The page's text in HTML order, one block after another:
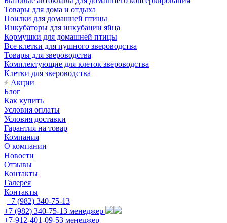
Товары для дома и отдыха
Поилки для домашней птицы
Инкубаторы для инкубации яйца
Кормушки для домашней птицы
Все клетки для пушного звероводства
Товары для звероводства
Комплектующие для клеток звероводства
Клетки для звероводства
Акции
Блог
Как купить
Условия оплаты
Условия доставки
Гарантия на товар
Компания
О компании
Новости
Отзывы
Контакты
Галерея
Контакты
+7 (982) 340-75-13
+7 (982) 340-75-13 менеджер
+7-912-401-09-53 менеджер